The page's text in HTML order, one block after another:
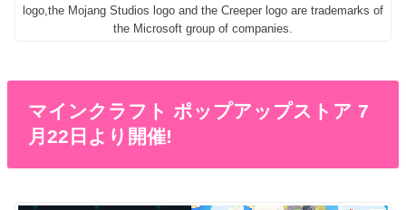
logo,the Mojang Studios logo and the Creeper logo are trademarks of
the Microsoft group of companies.
マインクラフト ポップアップストア 7
月22日より開催!